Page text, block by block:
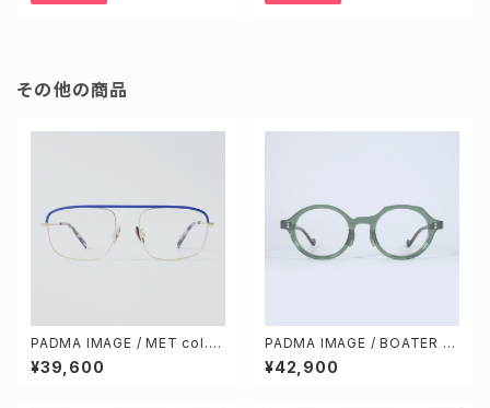
その他の商品
PADMA IMAGE / MET col.4
[blue / gold]
¥39,600
PADMA IMAGE / BOATER 4
[green / brown]
¥42,900